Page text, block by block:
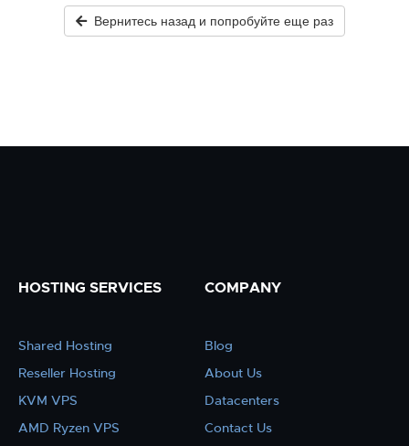
Вернитесь назад и попробуйте еще раз
HOSTING SERVICES
Shared Hosting
Reseller Hosting
KVM VPS
AMD Ryzen VPS
COMPANY
Blog
About Us
Datacenters
Contact Us